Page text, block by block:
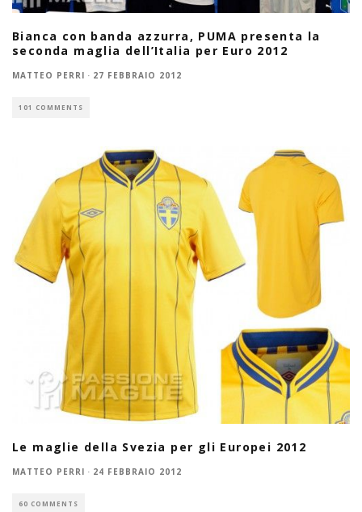
Bianca con banda azzurra, PUMA presenta la
seconda maglia dell’Italia per Euro 2012
MATTEO PERRI · 27 FEBBRAIO 2012
101 COMMENTS
Le maglie della Svezia per gli Europei 2012
MATTEO PERRI · 24 FEBBRAIO 2012
60 COMMENTS